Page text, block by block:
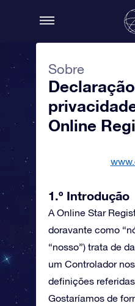
Sobre
Online
1.º Introdução
A Online Star
doravante como
“nosso”) trata de
um Controlador
definições
Gostaríamos de